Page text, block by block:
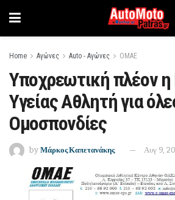
Home Αγώνες Auto - Αγώνες ΟΜΑΕ
Υποχρεωτική πλέον
Υγείας Αθλητή για
Ομοσπονδίες
by Μάρκος Καπετανάκης Αυγ 9,